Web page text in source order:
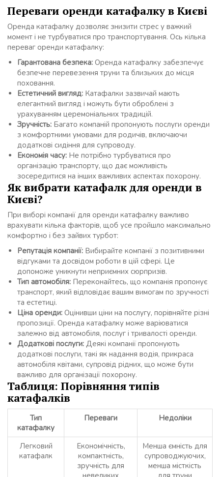
Переваги оренди катафалку в Києві
Оренда катафалку дозволяє знизити стрес у важкий
момент і не турбуватися про транспортування. Ось кілька
переваг оренди катафалку:
Гарантована безпека: Оренда катафалку забезпечує
безпечне перевезення труни та близьких до місця
поховання.
Естетичний вигляд: Катафалки зазвичай мають
елегантний вигляд і можуть бути оброблені з
урахуванням церемоніальних традицій.
Зручність: Багато компаній пропонують послуги оренди
з комфортними умовами для родичів, включаючи
додаткові сидіння для супроводу.
Економія часу: Не потрібно турбуватися про
організацію транспорту, що дає можливість
зосередитися на інших важливих аспектах похорону.
Як вибрати катафалк для оренди в
Києві?
При виборі компанії для оренди катафалку важливо
врахувати кілька факторів, щоб усе пройшло максимально
комфортно і без зайвих турбот:
Репутація компанії: Вибирайте компанії з позитивними
відгуками та досвідом роботи в цій сфері. Це
допоможе уникнути неприємних сюрпризів.
Тип автомобіля: Переконайтесь, що компанія пропонує
транспорт, який відповідає вашим вимогам по зручності
та естетиці.
Ціна оренди: Оцінивши ціни на послугу, порівняйте різні
пропозиції. Оренда катафалку може варіюватися
залежно від автомобіля, послуг і тривалості оренди.
Додаткові послуги: Деякі компанії пропонують
додаткові послуги, такі як надання водія, прикраса
автомобіля квітами, супровід рідних, що може бути
важливо для організації похорону.
Таблиця: Порівняння типів
катафалків
Тип
катафалку
Переваги Недоліки
Легковий
катафалк
Економічність,
компактність,
зручність для
Менша ємність для
супроводжуючих,
менша місткість